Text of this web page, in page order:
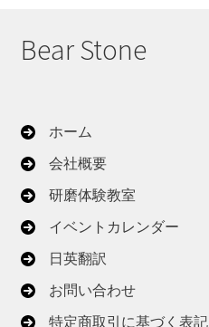
Bear Stone
ホーム
会社概要
研磨体験教室
イベントカレンダー
日英翻訳
お問い合わせ
特定商取引に基づく表記